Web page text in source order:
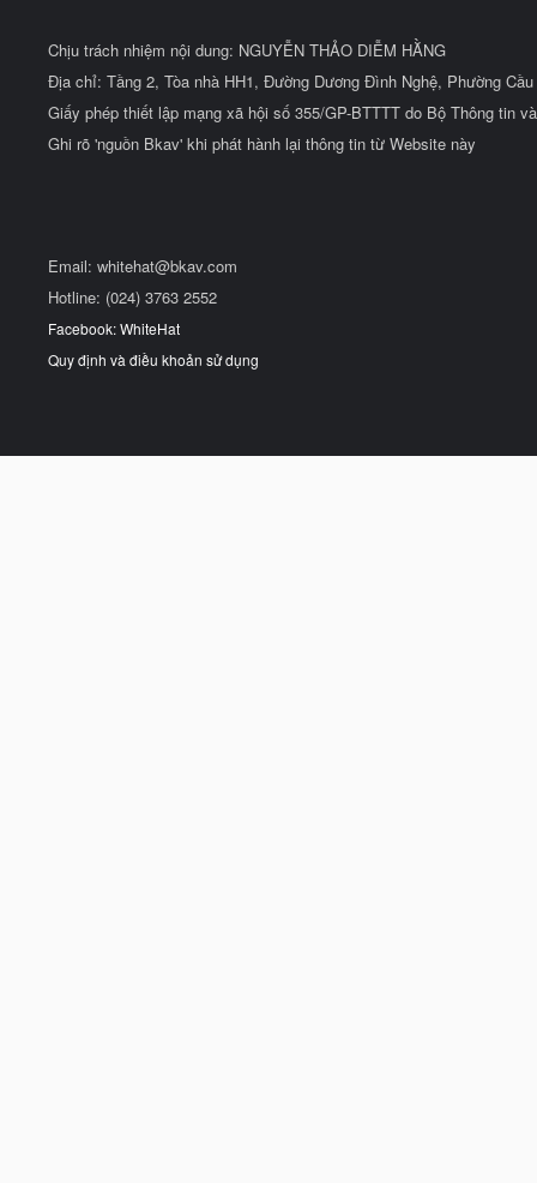
Chịu trách nhiệm nội dung: NGUYỄN THẢO DIỄM HẰNG
Địa chỉ: Tầng 2, Tòa nhà HH1, Đường Dương Đình Nghệ, Phường
Giấy phép thiết lập mạng xã hội số 355/GP-BTTTT do Bộ Thông tin
Ghi rõ 'nguồn Bkav' khi phát hành lại thông tin từ Website này
Email: whitehat@bkav.com
Hotline: (024) 3763 2552
Facebook: WhiteHat
Quy định và điều khoản sử dụng